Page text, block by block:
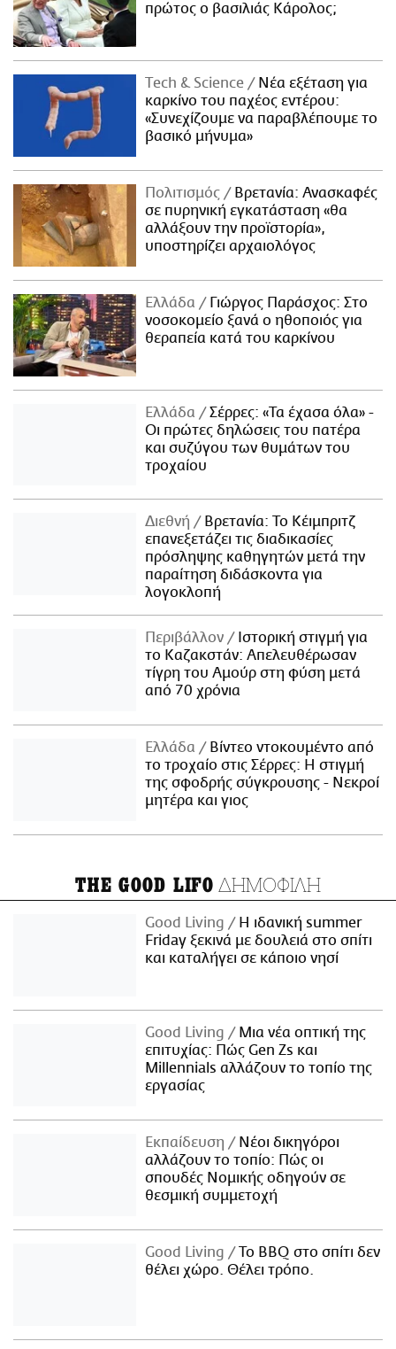
πρώτος ο βασιλιάς Κάρολος;
Τech & Science
Νέα εξέταση για
καρκίνο του παχέος εντέρου:
«Συνεχίζουμε να παραβλέπουμε το
βασικό μήνυμα»
Πολιτισμός
Βρετανία: Ανασκαφές
σε πυρηνική εγκατάσταση «θα
αλλάξουν την προϊστορία»,
υποστηρίζει αρχαιολόγος
Ελλάδα
Γιώργος Παράσχος: Στο
νοσοκομείο ξανά ο ηθοποιός για
θεραπεία κατά του καρκίνου
Ελλάδα
Σέρρες: «Τα έχασα όλα» -
Οι πρώτες δηλώσεις του πατέρα
και συζύγου των θυμάτων του
τροχαίου
Διεθνή
Βρετανία: Το Κέιμπριτζ
επανεξετάζει τις διαδικασίες
πρόσληψης καθηγητών μετά την
παραίτηση διδάσκοντα για
λογοκλοπή
Περιβάλλον
Ιστορική στιγμή για
το Καζακστάν: Απελευθέρωσαν
τίγρη του Αμούρ στη φύση μετά
από 70 χρόνια
Ελλάδα
Βίντεο ντοκουμέντο από
το τροχαίο στις Σέρρες: Η στιγμή
της σφοδρής σύγκρουσης - Νεκροί
μητέρα και γιος
THE GOOD LIFO ΔΗΜΟΦΙΛΗ
Good Living
Η ιδανική summer
Friday ξεκινά με δουλειά στο σπίτι
και καταλήγει σε κάποιο νησί
Good Living
Μια νέα οπτική της
επιτυχίας: Πώς Gen Zs και
Millennials αλλάζουν το τοπίο της
εργασίας
Εκπαίδευση
Νέοι δικηγόροι
αλλάζουν το τοπίο: Πώς οι
σπουδές Νομικής οδηγούν σε
θεσμική συμμετοχή
Good Living
Το BBQ στο σπίτι δεν
θέλει χώρο. Θέλει τρόπο.